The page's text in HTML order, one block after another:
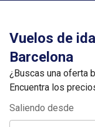
Vuelos de
Barcelona
¿Buscas una oferta
Encuentra los
Saliendo desde